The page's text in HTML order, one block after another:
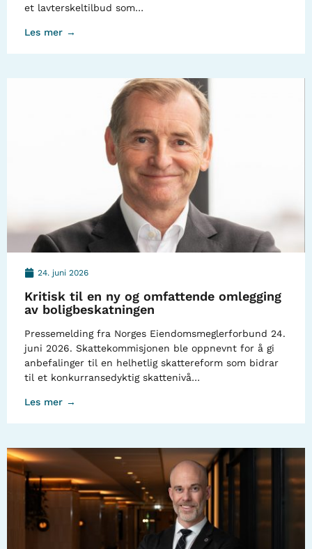
et lavterskeltilbud som…
Les mer →
24. juni 2026
Kritisk til en ny og omfattende omlegging
av boligbeskatningen
Pressemelding fra Norges Eiendomsmeglerforbund 24.
juni 2026. Skattekommisjonen ble oppnevnt for å gi
anbefalinger til en helhetlig skattereform som bidrar
til et konkurransedyktig skattenivå…
Les mer →